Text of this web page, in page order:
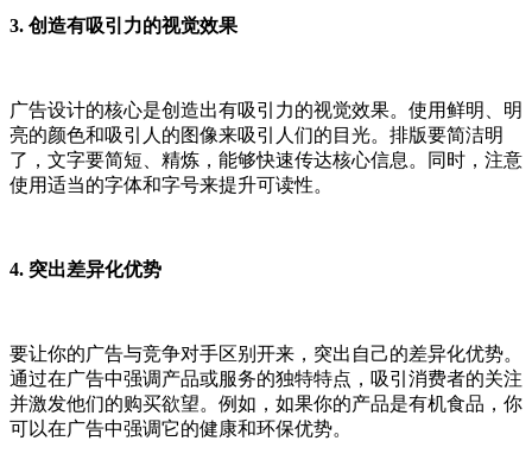
3. 创造有吸引力的视觉效果
广告设计的核心是创造出有吸引力的视觉效果。使用鲜明、明
亮的颜色和吸引人的图像来吸引人们的目光。排版要简洁明
了，文字要简短、精炼，能够快速传达核心信息。同时，注意
使用适当的字体和字号来提升可读性。
4. 突出差异化优势
要让你的广告与竞争对手区别开来，突出自己的差异化优势。
通过在广告中强调产品或服务的独特特点，吸引消费者的关注
并激发他们的购买欲望。例如，如果你的产品是有机食品，你
可以在广告中强调它的健康和环保优势。